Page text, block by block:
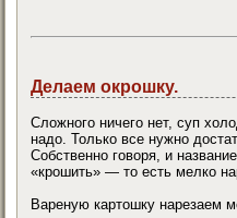
Делаем окрошку.
Сложного ничего нет, суп
надо. Только все нужно
Собственно говоря, и
«крошить» — то есть мелко
Вареную картошку нарезаем